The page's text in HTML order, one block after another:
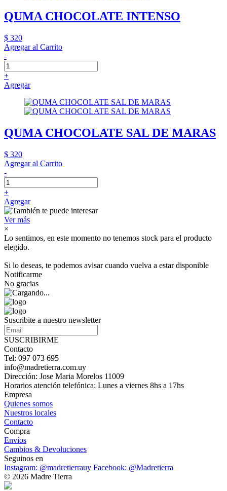
QUMA CHOCOLATE INTENSO
$ 320
Agregar al Carrito
-
+
Agregar
QUMA CHOCOLATE SAL DE MARAS
$ 320
Agregar al Carrito
-
+
Agregar
Ver más
×
Lo sentimos, en este momento no tenemos stock para el producto
elegido.
Si lo deseas, te podemos avisar cuando vuelva a estar disponible
Notificarme
No gracias
Suscribite a nuestro newsletter
SUSCRIBIRME
Contacto
Tel: 097 073 695
info@madretierra.com.uy
Dirección: Jose Maria Morelos 11009
Horarios atención telefónica: Lunes a viernes 8hs a 17hs
Empresa
Quienes somos
Nuestros locales
Contacto
Compra
Envíos
Cambios & Devoluciones
Seguinos en
Instagram: @madretierrauy Facebook: @Madretierra
© 2026 Madre Tierra